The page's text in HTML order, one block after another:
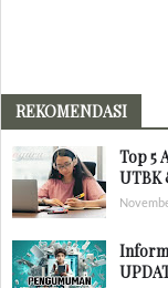
REKOMENDASI
Top 5
UTBK